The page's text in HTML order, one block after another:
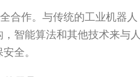
合作。与传统的工业机器人
智能算法和其他技术来与人
全。